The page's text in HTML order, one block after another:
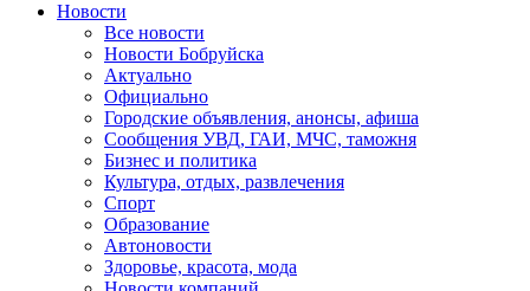
Новости
Все новости
Новости Бобруйска
Актуально
Официально
Городские объявления, анонсы, афиша
Сообщения УВД, ГАИ, МЧС, таможня
Бизнес и политика
Культура, отдых, развлечения
Спорт
Образование
Автоновости
Здоровье, красота, мода